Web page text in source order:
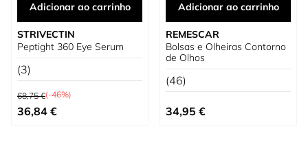
Adicionar ao carrinho
STRIVECTIN
Peptight 360 Eye Serum
(3)
Preço Normal
68,75 €(-46%)
Preço Especial
36,84 €
Adicionar ao carrinho
REMESCAR
Bolsas e Olheiras Contorno
de Olhos
(46)
34,95 €